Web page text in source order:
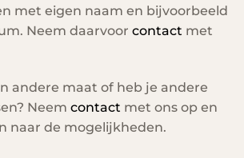
met eigen naam en bijvoorbeeld
Neem daarvoor contact met
andere maat of heb je andere
Neem contact met ons op en
naar de mogelijkheden.